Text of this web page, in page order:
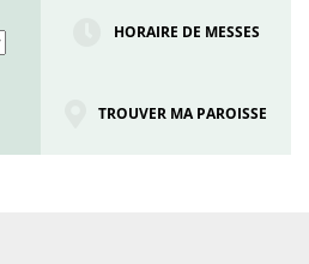
HORAIRE DE MESSES
TROUVER MA PAROISSE